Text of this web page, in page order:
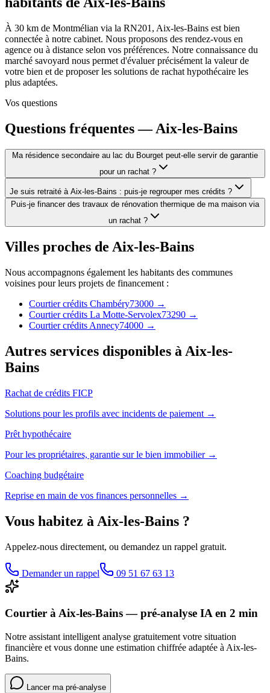
À 30 km de Montmélian via la RN201, Aix-les-Bains est bien
connectée à notre cabinet. Nous proposons des rendez-vous en
agence ou à distance selon vos préférences. Notre connaissance du
marché savoyard nous permet d'évaluer précisément la valeur de
votre bien et de proposer les solutions de rachat hypothécaire les
plus adaptées.
Vos questions
Questions fréquentes —Aix-les-Bains
Ma résidence secondaire au lac du Bourget peut-elle servir de garantie
pour un rachat ?
Je suis retraité à Aix-les-Bains : puis-je regrouper mes crédits ?
Puis-je financer des travaux de rénovation thermique de ma maison via
un rachat ?
Villes proches de Aix-les-Bains
Nous accompagnons également les habitants des communes
voisines pour leurs projets de financement :
Courtier crédits Chambéry73000 →
Courtier crédits La Motte-Servolex73290 →
Courtier crédits Annecy74000 →
Autres services disponibles à Aix-les-
Bains
Rachat de crédits FICP
Solutions pour les profils avec incidents de paiement →
Prêt hypothécaire
Pour les propriétaires, garantie sur le bien immobilier →
Coaching budgétaire
Reprise en main de vos finances personnelles →
Vous habitez à Aix-les-Bains ?
Appelez-nous directement, ou demandez un rappel gratuit.
Demander un rappel 09 51 67 63 13
Courtier à Aix-les-Bains — pré-analyse IA en 2 min
Notre assistant intelligent analyse gratuitement votre situation
financière et vous donne une estimation chiffrée adaptée à Aix-les-
Bains.
Lancer ma pré-analyse